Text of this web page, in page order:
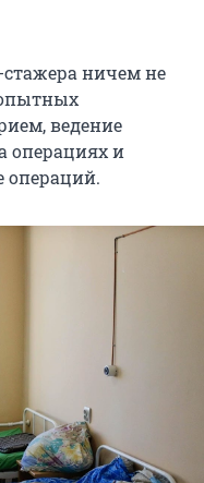
ничем не
опытных
ведение
операциях и
операций.